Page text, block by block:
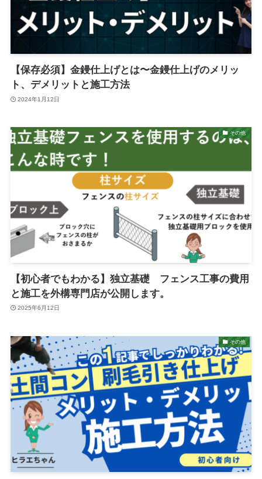
【保存必須】金鏝仕上げとは〜金鏝仕上げのメリッ
ト、デメリットと施工方法
2024年1月12日
その他
【初心者でもわかる】独立基礎 フェンス工事の費用
と施工を外構専門店が公開します。
2025年6月12日
その他